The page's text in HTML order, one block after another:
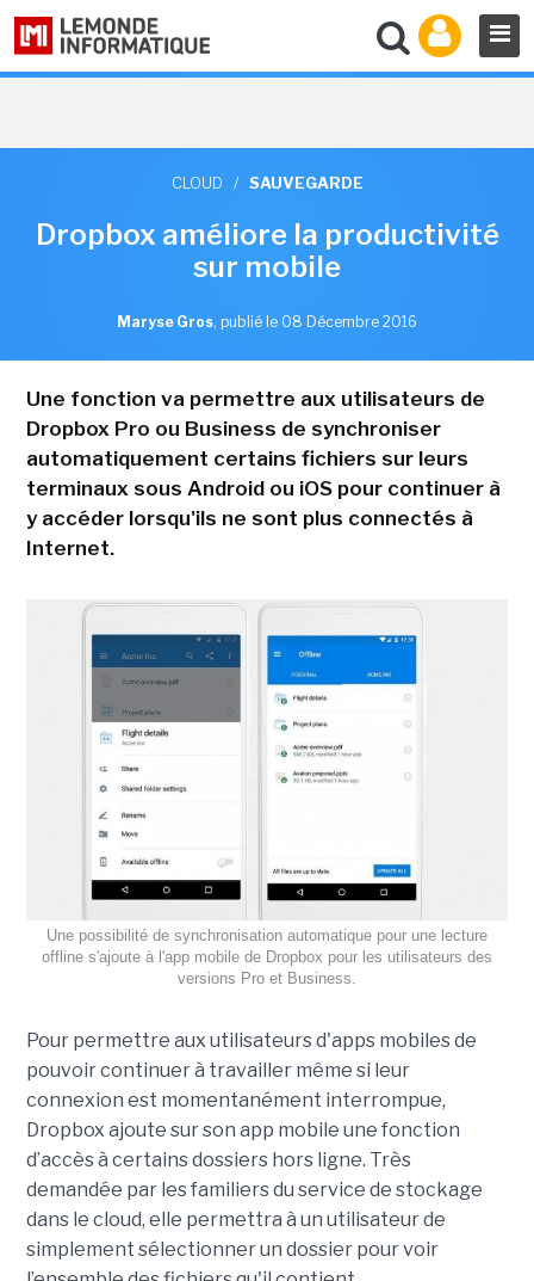
CLOUD / SAUVEGARDE
Dropbox améliore la productivité
sur mobile
Maryse Gros, publié le 08 Décembre 2016
Une fonction va permettre aux utilisateurs de
Dropbox Pro ou Business de synchroniser
automatiquement certains fichiers sur leurs
terminaux sous Android ou iOS pour continuer à
y accéder lorsqu'ils ne sont plus connectés à
Internet.
Une possibilité de synchronisation automatique pour une lecture
offline s'ajoute à l'app mobile de Dropbox pour les utilisateurs des
versions Pro et Business.
Pour permettre aux utilisateurs d'apps mobiles de
pouvoir continuer à travailler même si leur
connexion est momentanément interrompue,
Dropbox ajoute sur son app mobile une fonction
d’accès à certains dossiers hors ligne. Très
demandée par les familiers du service de stockage
dans le cloud, elle permettra à un utilisateur de
simplement sélectionner un dossier pour voir